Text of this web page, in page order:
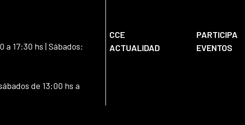
17:30 hs | Sábados:
de 13:00 hs a
CCE PARTICIPA
ACTUALIDAD
EVENTOS